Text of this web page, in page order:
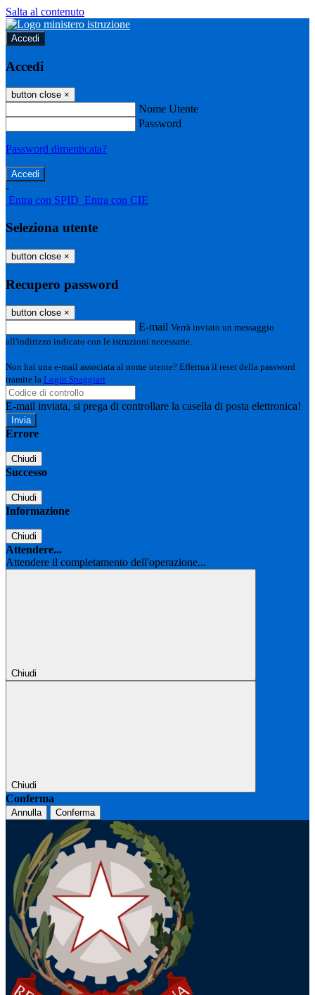
Salta al contenuto
Accedi
Accedi
button close ×
Nome Utente
Password
Password dimenticata?
-
Entra con SPID Entra con CIE
Seleziona utente
button close ×
Recupero password
button close ×
E-mail Verrà inviato un messaggio
all'indirizzo indicato con le istruzioni necessarie.
Non hai una e-mail associata al nome utente? Effettua il reset della password
tramite la Login Spaggiari
E-mail inviata, si prega di controllare la casella di posta elettronica!
Errore
Chiudi
Successo
Chiudi
Informazione
Chiudi
Attendere...
Attendere il completamento dell'operazione...
Chiudi
Chiudi
Conferma
Annulla Conferma